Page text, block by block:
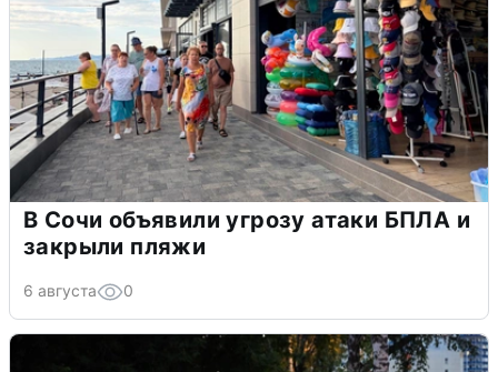
В Сочи объявили угрозу атаки БПЛА и
закрыли пляжи
6 августа 0